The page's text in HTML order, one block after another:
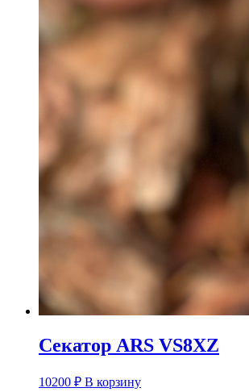
Секатор ARS VS8XZ
10200 ₽ В корзину